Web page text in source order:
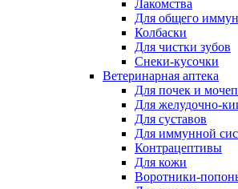
Лакомства
Для общего
Колбаски
Для чистки зубов
Снеки-кусочки
Ветеринарная аптека
Для почек и
Для желудочно-
Для суставов
Для иммунной
Контрацептивы
Для кожи
Воротники-